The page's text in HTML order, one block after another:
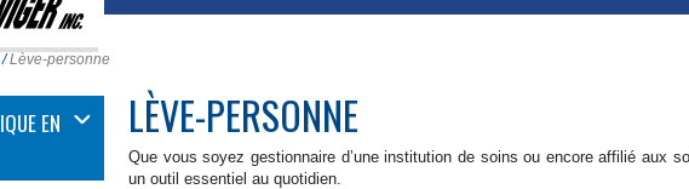
/ Lève-personne
EN
LÈVE-PERSONNE
Que vous soyez gestionnaire d’une institution de soins ou encore affilié aux
un outil essentiel au quotidien.